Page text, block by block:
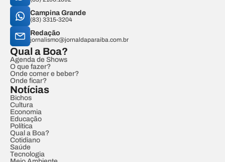
Campina Grande
(83) 3315-3204
Redação
jornalismo@jornaldaparaiba.com.br
Qual a Boa?
Agenda de Shows
O que fazer?
Onde comer e beber?
Onde ficar?
Notícias
Bichos
Cultura
Economia
Educação
Política
Qual a Boa?
Cotidiano
Saúde
Tecnologia